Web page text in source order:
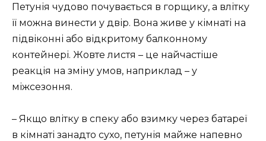
Петунія чудово почувається в горщику, а влітку
її можна винести у двір. Вона живе у кімнаті на
підвіконні або відкритому балконному
контейнері. Жовте листя – це найчастіше
реакція на зміну умов, наприклад – у
міжсезоння.
– Якщо влітку в спеку або взимку через батареї
в кімнаті занадто сухо, петунія майже напевно